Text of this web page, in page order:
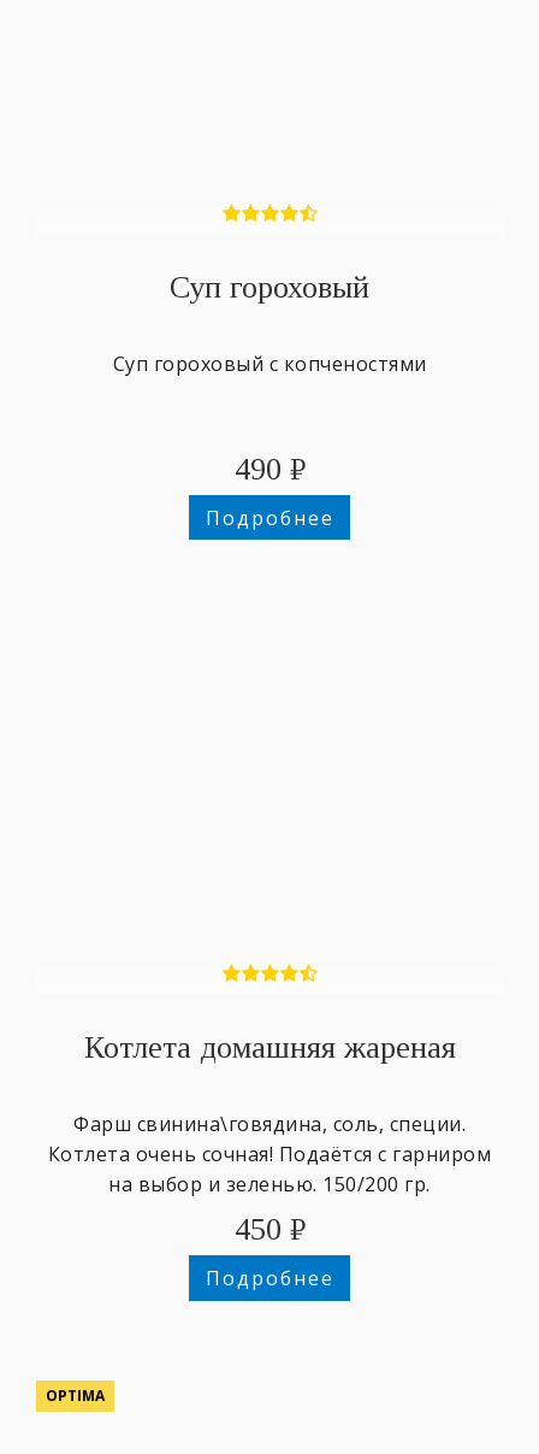
Суп гороховый
Суп гороховый с копченостями
490 ₽
Подробнее
Котлета домашняя жареная
Фарш свинина\говядина, соль, специи.
Котлета очень сочная! Подаётся с гарниром
на выбор и зеленью. 150/200 гр.
450 ₽
Подробнее
OPTIMA